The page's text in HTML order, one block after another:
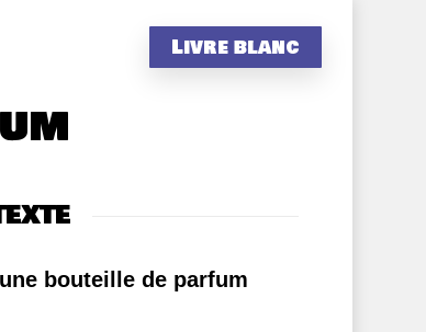
Livre blanc
bouteille de parfum